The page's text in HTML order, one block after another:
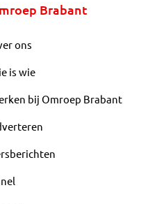
Brabant
ons
is wie
bij Omroep Brabant